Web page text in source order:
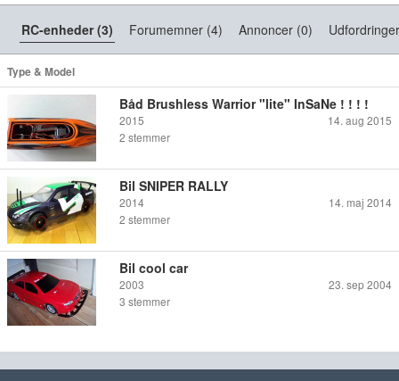
RC-enheder (3) Forumemner (4) Annoncer (0)
Type & Model
Båd Brushless Warrior "lite" InSaNe ! ! ! !
2015
14. aug 2015
2 stemmer
Bil SNIPER RALLY
2014
14. maj 2014
2 stemmer
Bil cool car
2003
23. sep 2004
3 stemmer